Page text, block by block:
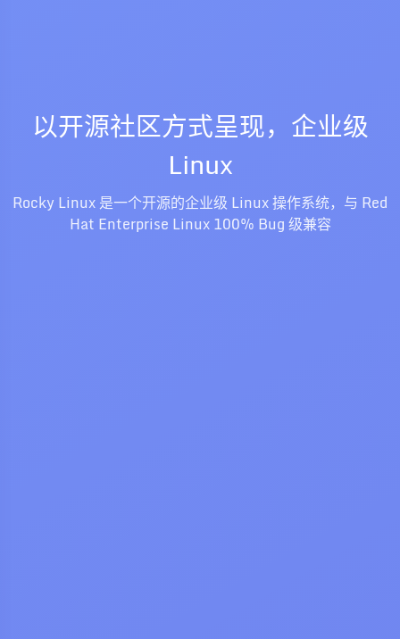
以开源社区方式呈现，企业级
Linux
Rocky Linux 是一个开源的企业级 Linux 操作系统，与 Red
Hat Enterprise Linux 100% Bug 级兼容